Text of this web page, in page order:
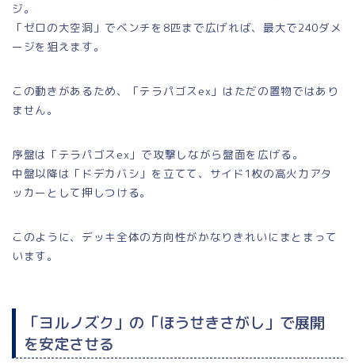
ジ。
「ゼロの大空洞」でベンチを8匹まで広げれば、最大で240ダメ
ージを狙えます。
この動きがあるため、「テラパゴスex」はただの置物ではあり
ません。
序盤は「テラパゴスex」で攻撃しながら盤面を広げる。
中盤以降は「ドデカバシ」を立てて、サイド1枚の高火力アタ
ッカーとして押しつける。
このように、デッキ全体の方向性がかなりきれいにまとまって
います。
「ヨルノズク」の「ほうせきさがし」で展開
を安定させる